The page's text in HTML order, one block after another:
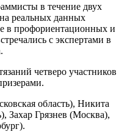
в течение двух
реальных данных
в профориентационных и
с экспертами в
четверо участников
область), Никита
Захар Грязнев (Москва),